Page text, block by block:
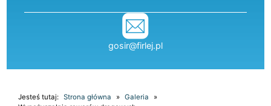
gosir@firlej.pl
Jesteś tutaj: Strona główna
Galeria